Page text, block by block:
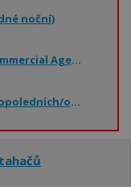
noční)
Independent Sales Representative (Commercial Agent)
Pracovník úklidu - záskoky v ranních/dopoledních/odpoledních hodinách dle domluvy - Zlín